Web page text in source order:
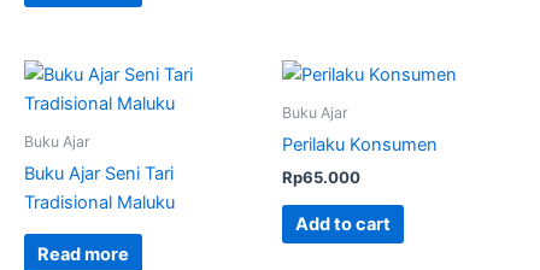
Buku Ajar
Buku Ajar Seni Tari
Tradisional Maluku
Read more
Buku Ajar
Perilaku Konsumen
Rp65.000
Add to cart